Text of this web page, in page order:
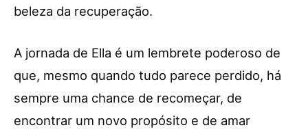
beleza da recuperação.
A jornada de Ella é um lembrete poderoso de
que, mesmo quando tudo parece perdido, há
sempre uma chance de recomeçar, de
encontrar um novo propósito e de amar